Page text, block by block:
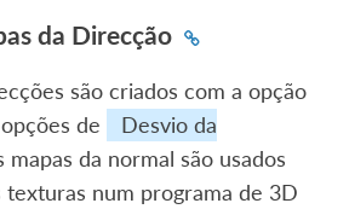
da Direcção
são criados com a opção
de
Desvio da
mapas da normal são usados
texturas num programa de 3D